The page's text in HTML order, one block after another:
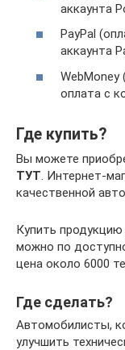
аккаунта
PayPal
аккаунта
WebMoney
оплата с
Где купить?
Вы можете
ТУТ. Интернет-
качественной
Купить
можно по
цена около 6000
Где сделать?
Автомобилисты,
улучшить